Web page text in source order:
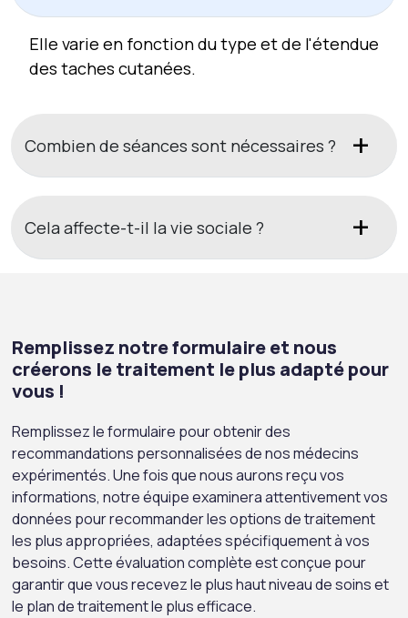
Elle varie en fonction du type et de l'étendue
des taches cutanées.
Combien de séances sont nécessaires ?
Cela affecte-t-il la vie sociale ?
Remplissez notre formulaire et nous
créerons le traitement le plus adapté pour
vous !
Remplissez le formulaire pour obtenir des
recommandations personnalisées de nos médecins
expérimentés. Une fois que nous aurons reçu vos
informations, notre équipe examinera attentivement vos
données pour recommander les options de traitement
les plus appropriées, adaptées spécifiquement à vos
besoins. Cette évaluation complète est conçue pour
garantir que vous recevez le plus haut niveau de soins et
le plan de traitement le plus efficace.